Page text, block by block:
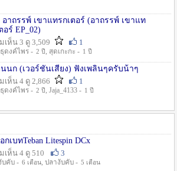
อาถรรพ์ เขาแทรกเตอร์ (อาถรรพ์ เขาแท
อร์ EP_02)
เห็น 3 ดู 3,509
1
ดงค์ไพร - 2 ปี , สุดเกะกะ - 1 ปี
นก (เวอร์ชั่นเสียง) ฟังเพลินๆครับน้าๆ
เห็น 4 ดู 2,866
1
ดงค์ไพร - 2 ปี , Jaja_4133 - 1 ปี
กเบทTeban Litespin DCx
เห็น 4 ดู 510
3
บคับ - 6 เดือน, ปลางับคับ - 5 เดือน